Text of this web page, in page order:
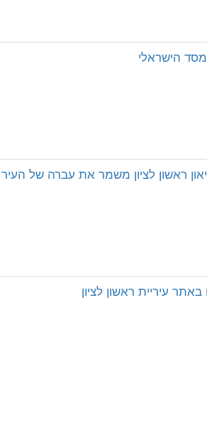
הישראלי
ראשון לציון משמר את עברה של העיר
עיריית ראשון לציון